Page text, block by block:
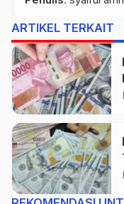
ARTIKEL TERKAIT